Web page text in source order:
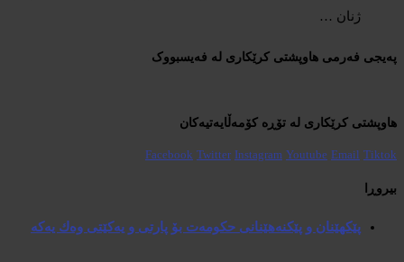
ژنان …
پەیجی فەرمی هاوپشتی کرێکاری لە فەیسبووک
هاوپشتی کرێکاری لە تۆڕە کۆمەڵایەتیەکان
Facebook Twitter Instagram Youtube Email Tiktok
بیروڕا
پێكهێنان و پێكنەهێنانی حكومەت بۆ پارتی و یەكێتی وەك یەكە